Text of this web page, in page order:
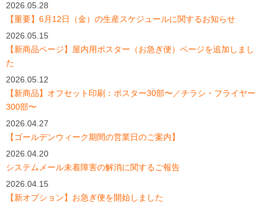
2026.05.28
【重要】6月12日（金）の生産スケジュールに関するお知らせ
2026.05.15
【新商品ページ】屋内用ポスター（お急ぎ便）ページを追加しまし
た
2026.05.12
【新商品】オフセット印刷：ポスター30部〜／チラシ・フライヤー
300部〜
2026.04.27
【ゴールデンウィーク期間の営業日のご案内】
2026.04.20
システムメール未着障害の解消に関するご報告
2026.04.15
【新オプション】お急ぎ便を開始しました